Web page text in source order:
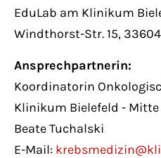
massa. Cum sociis
magnis dis parturient
nec.
EduLab am Klinikum
Windthorst-Str. 15,
Ansprechpartnerin:
Koordinatorin
Klinikum Bielefeld - Mitte
Beate Tuchalski
E-Mail: